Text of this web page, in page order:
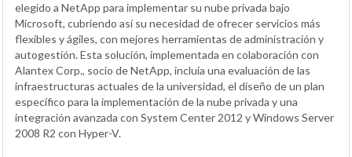
elegido a NetApp para implementar su nube privada bajo
Microsoft, cubriendo así su necesidad de ofrecer servicios más
flexibles y ágiles, con mejores herramientas de administración y
autogestión. Esta solución, implementada en colaboración con
Alantex Corp., socio de NetApp, incluía una evaluación de las
infraestructuras actuales de la universidad, el diseño de un plan
específico para la implementación de la nube privada y una
integración avanzada con System Center 2012 y Windows Server
2008 R2 con Hyper-V.